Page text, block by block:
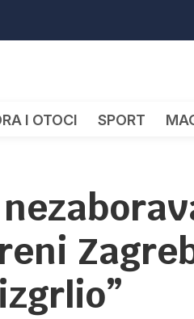
I OTOCI SPORT